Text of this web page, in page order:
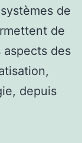
de
de
des
depuis